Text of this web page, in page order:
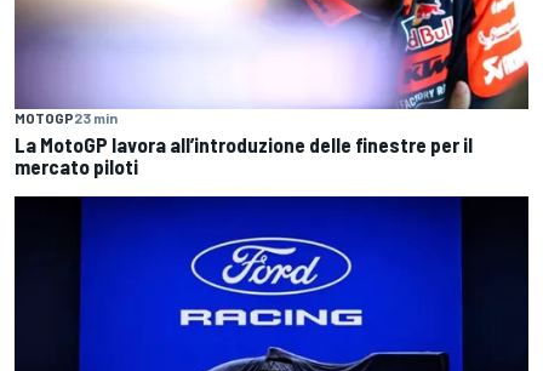
MOTOGP23 min
La MotoGP lavora all’introduzione delle finestre per il
mercato piloti